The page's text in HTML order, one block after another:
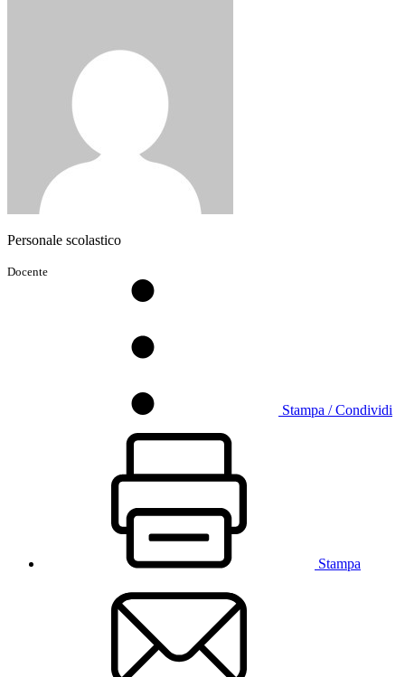
Personale scolastico
Docente
Stampa / Condividi
Stampa